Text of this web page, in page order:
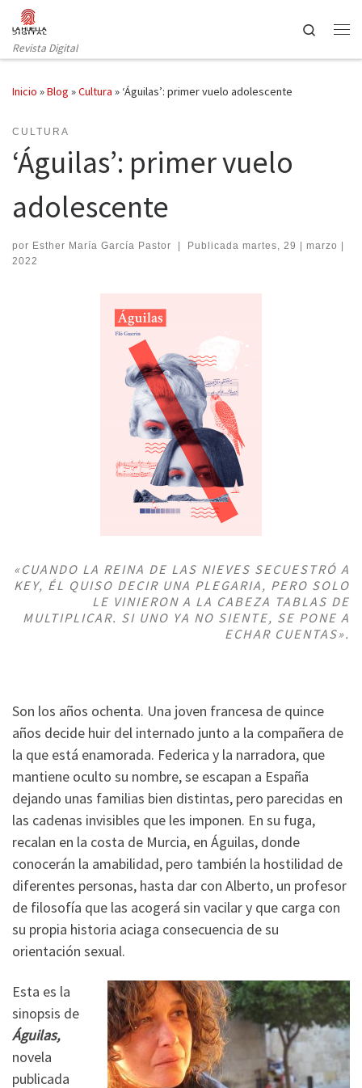
Saltar al contenido
Revista Digital
Search
Inicio »Blog »Cultura » ‘Águilas’: primer vuelo adolescente
CULTURA
‘Águilas’: primer vuelo
adolescente
por Esther María García Pastor | Publicada martes, 29 | marzo |
2022
«CUANDO LA REINA DE LAS NIEVES SECUESTRÓ A
KEY, ÉL QUISO DECIR UNA PLEGARIA, PERO SOLO
LE VINIERON A LA CABEZA TABLAS DE
MULTIPLICAR. SI UNO YA NO SIENTE, SE PONE A
ECHAR CUENTAS».
Son los años ochenta. Una joven francesa de quince
años decide huir del internado junto a la compañera de
la que está enamorada. Federica y la narradora, que
mantiene oculto su nombre, se escapan a España
dejando unas familias bien distintas, pero parecidas en
las cadenas invisibles que les imponen. En su fuga,
recalan en la costa de Murcia, en Águilas, donde
conocerán la amabilidad, pero también la hostilidad de
diferentes personas, hasta dar con Alberto, un profesor
de filosofía que las acogerá sin vacilar y que carga con
su propia historia aciaga consecuencia de su
orientación sexual.
Esta es la
sinopsis de
Águilas,
novela
publicada